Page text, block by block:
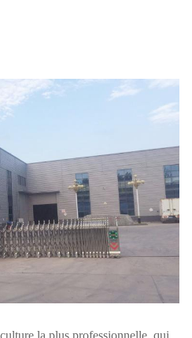
la plus professionnelle, qui